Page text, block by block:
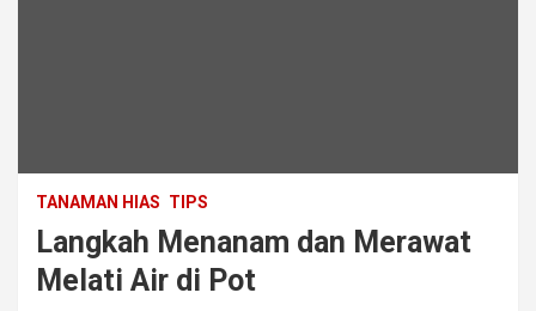
TANAMAN HIAS TIPS
Langkah Menanam dan Merawat
Melati Air di Pot